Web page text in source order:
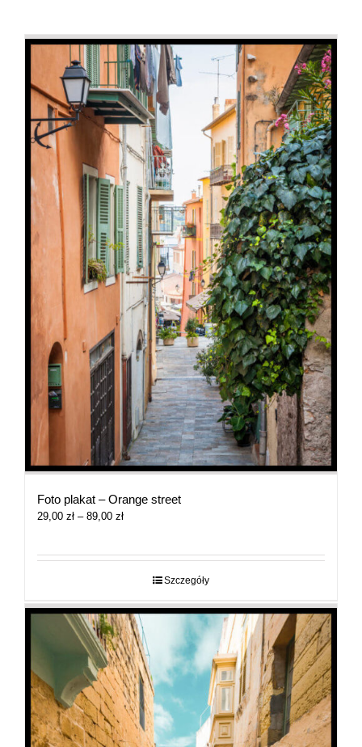
Foto plakat – Orange street
29,00 zł – 89,00 złZakres
29,00 zł
Szczegóły